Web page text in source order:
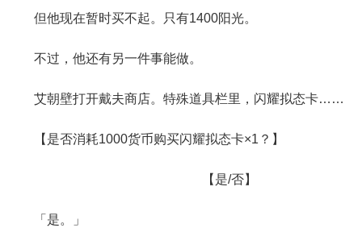
但他现在暂时买不起。只有1400阳光。
不过，他还有另一件事能做。
艾朝壁打开戴夫商店。特殊道具栏里，闪耀拟态卡……
【是否消耗1000货币购买闪耀拟态卡×1？】
【是/否】
「是。」